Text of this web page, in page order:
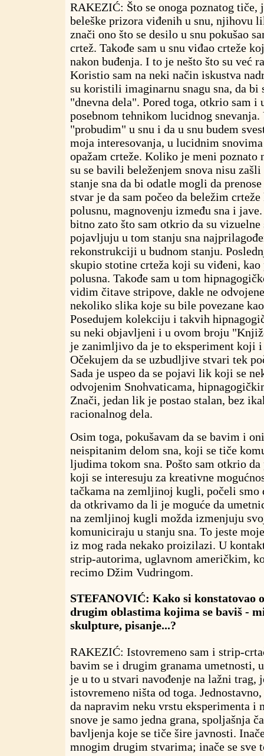
RAKEZIĆ: Što se onoga poznatog tiče,
beleške prizora viđenih u snu, njihovu
znači ono što se desilo u snu pokušao
crtež. Takođe sam u snu viđao crteže
nakon buđenja. I to je nešto što su već
Koristio sam na neki način iskustva
su koristili imaginarnu snagu sna, da bi
"dnevna dela". Pored toga, otkrio sam i
posebnom tehnikom lucidnog snevanja.
"probudim" u snu i da u snu budem
moja interesovanja, u lucidnim snovima
opažam crteže. Koliko je meni
su se bavili beleženjem snova nisu
stanje sna da bi odatle mogli da
stvar je da sam počeo da beležim
polusnu, magnovenju između sna i
bitno zato što sam otkrio da su vizuelne
pojavljuju u tom stanju sna
rekonstrukciji u budnom stanju.
skupio stotine crteža koji su viđeni,
polusna. Takođe sam u tom
vidim čitave stripove, dakle ne
nekoliko slika koje su bile povezane
Posedujem kolekciju i takvih
su neki objavljeni i u ovom broju
je zanimljivo da je to eksperiment koji
Očekujem da se uzbudljive stvari tek
Sada je uspeo da se pojavi lik koji se
odvojenim Snohvaticama,
Znači, jedan lik je postao stalan, bez
racionalnog dela.
Osim toga, pokušavam da se bavim i
neispitanim delom sna, koji se tiče
ljudima tokom sna. Pošto sam otkrio
koji se interesuju za kreativne
tačkama na zemljinoj kugli, počeli smo
da otkrivamo da li je moguće da
na zemljinoj kugli možda izmenjuju
komuniciraju u stanju sna. To jeste
iz mog rada nekako proizilazi. U
strip-autorima, uglavnom američkim,
recimo Džim Vudringom.
STEFANOVIĆ: Kako si konstatovao
drugim oblastima kojima se baviš -
skulpture, pisanje...?
RAKEZIĆ: Istovremeno sam i strip-
bavim se i drugim granama umetnosti,
je u to u stvari navođenje na lažni trag,
istovremeno ništa od toga.
da napravim neku vrstu eksperimenta i
snove je samo jedna grana, spoljašnja
bavljenja koje se tiče šire javnosti.
mnogim drugim stvarima; inače se sve